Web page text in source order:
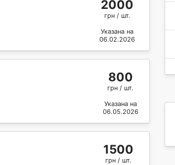
2000
грн / шт.
Указана на
06.02.2026
800
грн / шт.
Указана на
06.05.2026
1500
грн / шт.